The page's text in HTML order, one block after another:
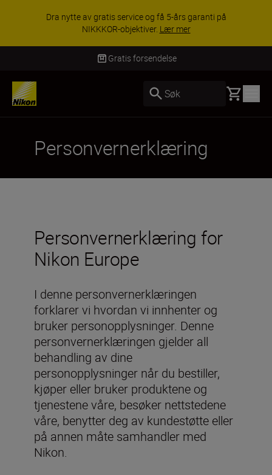
Dra nytte av gratis service og få 5-års garanti på
NIKKKOR-objektiver. Lær mer
Gratis forsendelse
Søk Basket
Personvernerklæring
Personvernerklæring for
Nikon Europe
I denne personvernerklæringen
forklarer vi hvordan vi innhenter og
bruker personopplysninger. Denne
personvernerklæringen gjelder all
behandling av dine
personopplysninger når du bestiller,
kjøper eller bruker produktene og
tjenestene våre, besøker nettstedene
våre, benytter deg av kundestøtte eller
på annen måte samhandler med
Nikon.